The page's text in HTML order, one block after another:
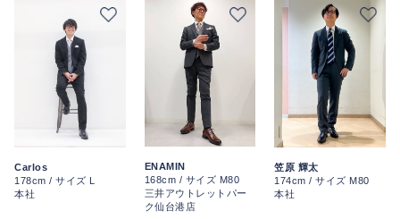
Carlos
178cm / サイズ L
本社
ENAMIN
168cm / サイズ M80
三井アウトレットパー
ク仙台港店
笠原 輝太
174cm / サイズ M80
本社